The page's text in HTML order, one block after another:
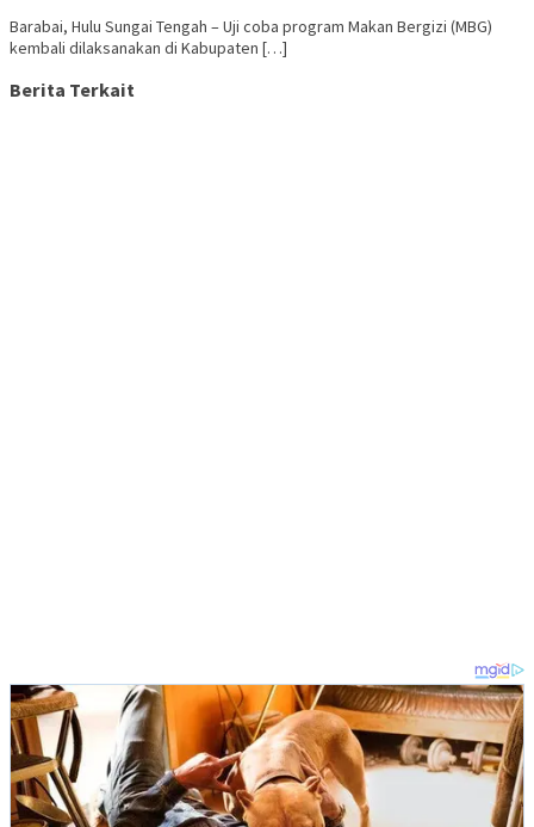
Barabai, Hulu Sungai Tengah – Uji coba program Makan Bergizi (MBG)
kembali dilaksanakan di Kabupaten […]
Berita Terkait